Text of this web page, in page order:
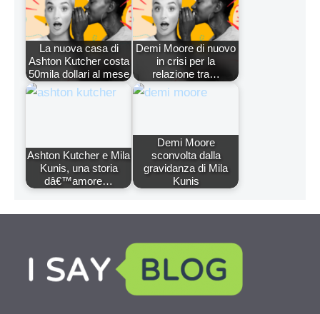
La nuova casa di
Ashton Kutcher costa
50mila dollari al mese
Demi Moore di nuovo
in crisi per la
relazione tra…
Ashton Kutcher e Mila
Kunis, una storia
dâ€™amore…
Demi Moore
sconvolta dalla
gravidanza di Mila
Kunis